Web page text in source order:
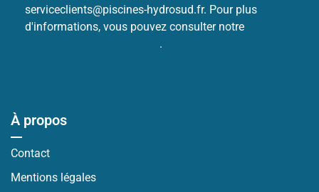
serviceclients@piscines-hydrosud.fr. Pour plus
d'informations, vous pouvez consulter notre
.
À propos
Contact
Mentions légales